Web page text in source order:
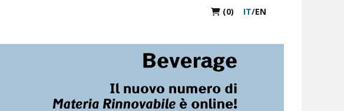
(0) IT/EN